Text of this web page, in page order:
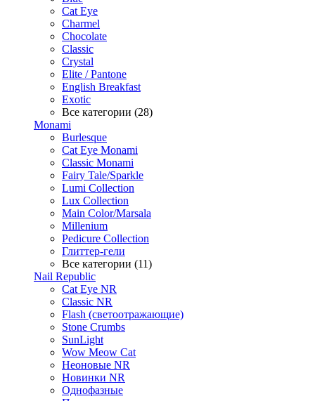
Cat Eye
Charmel
Chocolate
Classic
Crystal
Elite / Pantone
English Breakfast
Exotic
Все категории (28)
Monami
Burlesque
Cat Eye Monami
Classic Monami
Fairy Tale/Sparkle
Lumi Collection
Lux Collection
Main Color/Marsala
Millenium
Pedicure Collection
Глиттер-гели
Все категории (11)
Nail Republic
Cat Eye NR
Classic NR
Flash (светоотражающие)
Stone Crumbs
SunLight
Wow Meow Cat
Неоновые NR
Новинки NR
Однофазные